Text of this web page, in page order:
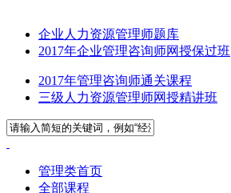
企业人力资源管理师题库
2017年企业管理咨询师网授保过班
2017年管理咨询师通关课程
三级人力资源管理师网授精讲班
管理类首页
全部课程